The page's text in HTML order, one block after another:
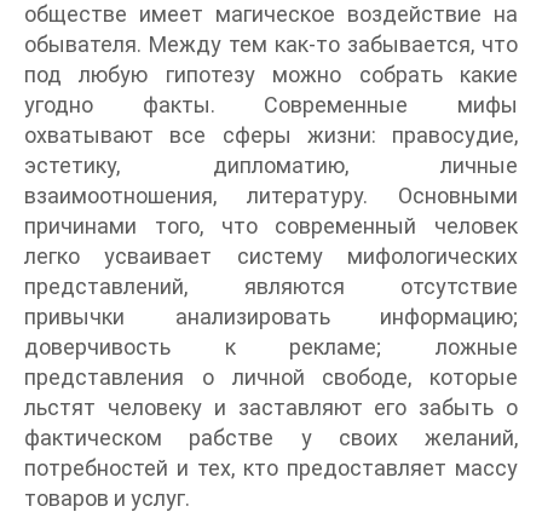
обществе имеет магическое воздействие на
обывателя. Между тем как-то забывается, что
под любую гипотезу можно собрать какие
угодно факты. Современные мифы
охватывают все сферы жизни: правосудие,
эстетику, дипломатию, личные
взаимоотношения, литературу. Основными
причинами того, что современный человек
легко усваивает систему мифологических
представлений, являются отсутствие
привычки анализировать информацию;
доверчивость к рекламе; ложные
представления о личной свободе, которые
льстят человеку и заставляют его забыть о
фактическом рабстве у своих желаний,
потребностей и тех, кто предоставляет массу
товаров и услуг.